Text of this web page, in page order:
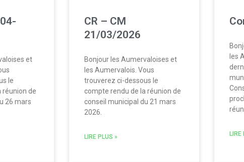
et
le
réunion de
26 mars
CR – CM
21/03/2026
Bonjour les Aumervaloises et
les Aumervalois. Vous
trouverez ci-dessous le
compte rendu de la réunion de
conseil municipal du 21 mars
2026.
LIRE PLUS »
les
LIRE